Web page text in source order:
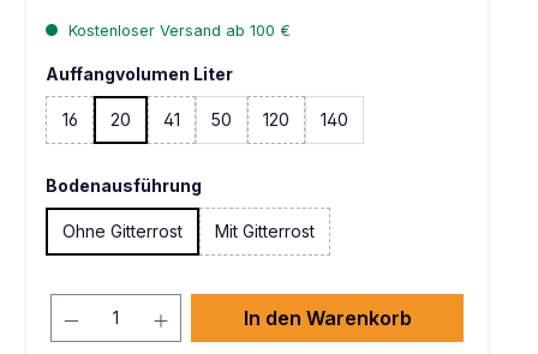
Kostenloser Versand ab 100 €
Auffangvolumen Liter
16 20 41 50 120 140
Bodenausführung
Ohne Gitterrost Mit Gitterrost
In den Warenkorb